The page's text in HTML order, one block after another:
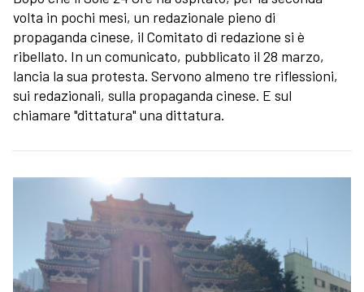
volta in pochi mesi, un redazionale pieno di
propaganda cinese, il Comitato di redazione si è
ribellato. In un comunicato, pubblicato il 28 marzo,
lancia la sua protesta. Servono almeno tre riflessioni,
sui redazionali, sulla propaganda cinese. E sul
chiamare "dittatura" una dittatura.